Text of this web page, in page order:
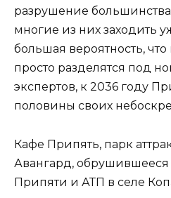
разрушение большинства
многие из них заходить
большая вероятность,
просто разделятся под
экспертов, к 2036 году
половины своих
Кафе Припять, парк
Авангард,
Припяти и АТП в селе